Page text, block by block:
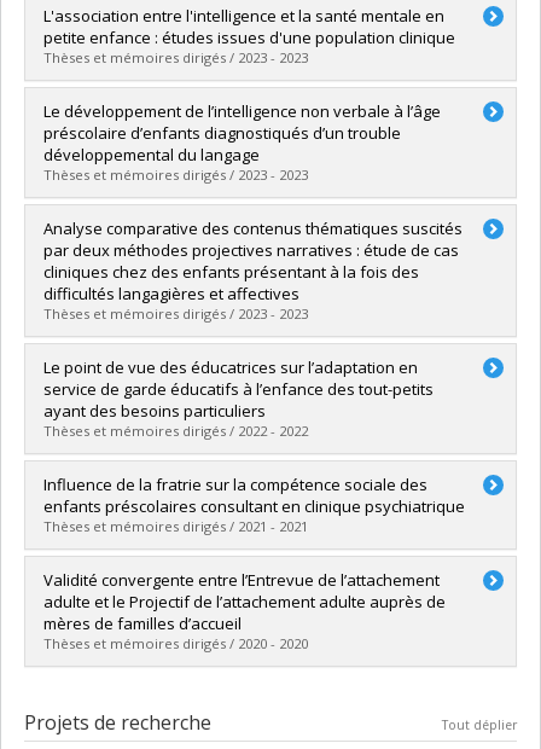
Diplômé(e) : Breault, Chantale
Cycle :Doctorat
Diplôme obtenu :Ph. D.
Lien vers le document dans Papyrus
L'association entre l'intelligence et la santé mentale en
petite enfance : études issues d'une population clinique
Thèses et mémoires dirigés / 2023 - 2023
Diplômé(e) :Labelle, Fannie
Cycle :Doctorat
Diplôme obtenu :Ph. D.
Lien vers le document dans Papyrus
Le développement de l’intelligence non verbale à l’âge
préscolaire d’enfants diagnostiqués d’un trouble
développemental du langage
Thèses et mémoires dirigés / 2023 - 2023
Diplômé(e) :Jauvin, Karine
Cycle :Doctorat
Diplôme obtenu :D. Psy.
Lien vers le document dans Papyrus
Analyse comparative des contenus thématiques suscités
par deux méthodes projectives narratives : étude de cas
cliniques chez des enfants présentant à la fois des
difficultés langagières et affectives
Thèses et mémoires dirigés / 2023 - 2023
Diplômé(e) :Rousseau, Marie-Andrée
Cycle :Doctorat
Diplôme obtenu :D. Psy.
Lien vers le document dans Papyrus
Le point de vue des éducatrices sur l’adaptation en
service de garde éducatifs à l’enfance des tout-petits
ayant des besoins particuliers
Thèses et mémoires dirigés / 2022 - 2022
Diplômé(e) :Soulez, Clara
Cycle :Maîtrise
Diplôme obtenu :M. Sc.
Lien vers le document dans Papyrus
Influence de la fratrie sur la compétence sociale des
enfants préscolaires consultant en clinique psychiatrique
Thèses et mémoires dirigés / 2021 - 2021
Diplômé(e) :Lessard, Alexanne
Cycle : Doctorat
Diplôme obtenu :D. Psy.
Lien vers le document dans Papyrus
Validité convergente entre l’Entrevue de l’attachement
adulte et le Projectif de l’attachement adulte auprès de
mères de familles d’accueil
Thèses et mémoires dirigés / 2020 - 2020
Cycle : Maîtrise
Diplôme obtenu :M. Sc.
Projets de recherche Tout déplier